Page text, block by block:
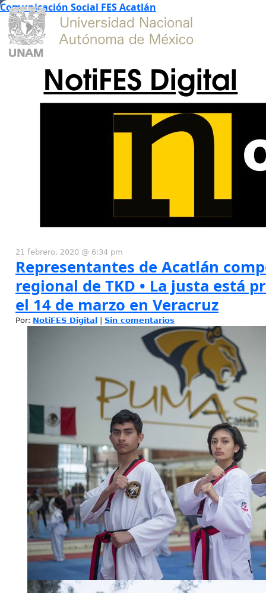
Comunicación Social FES Acatlán
NotiFES Digital
21 febrero, 2020 @ 6:34 pm
Representantes de Acatlán
regional de TKD • La justa está
el 14 de marzo en Veracruz
Por: NotiFES Digital Sin comentarios